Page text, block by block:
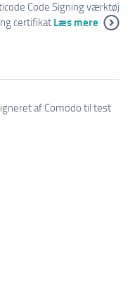
Code Signing værktøj
certifikat Læs mere
af Comodo til test